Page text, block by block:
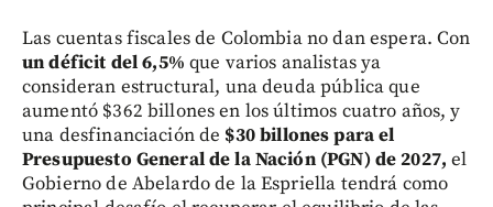
Las cuentas fiscales de Colombia no dan espera. Con
un déficit del 6,5% que varios analistas ya
consideran estructural, una deuda pública que
aumentó $362 billones en los últimos cuatro años, y
una desfinanciación de $30 billones para el
Presupuesto General de la Nación (PGN) de 2027, el
Gobierno de Abelardo de la Espriella tendrá como